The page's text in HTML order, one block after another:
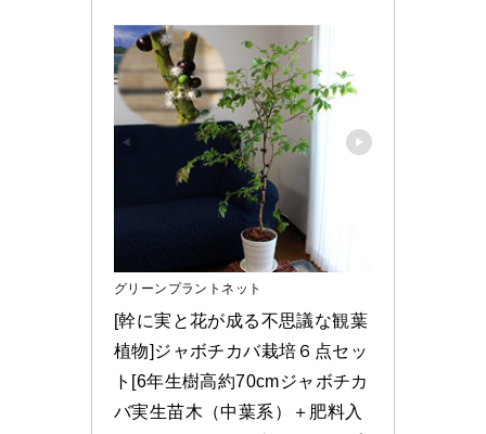
グリーンプラントネット
[幹に実と花が成る不思議な観葉
植物]ジャボチカバ栽培６点セッ
ト[6年生樹高約70cmジャボチカ
バ実生苗木（中葉系）＋肥料入